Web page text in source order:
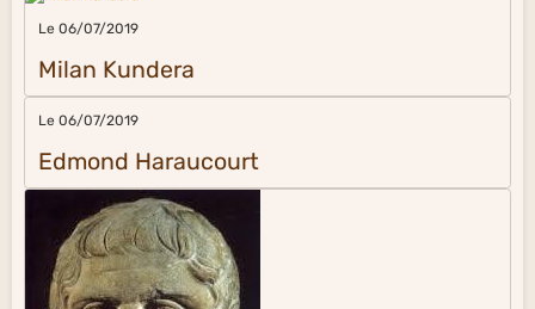
Le 06/07/2019
Milan Kundera
Le 06/07/2019
Edmond Haraucourt